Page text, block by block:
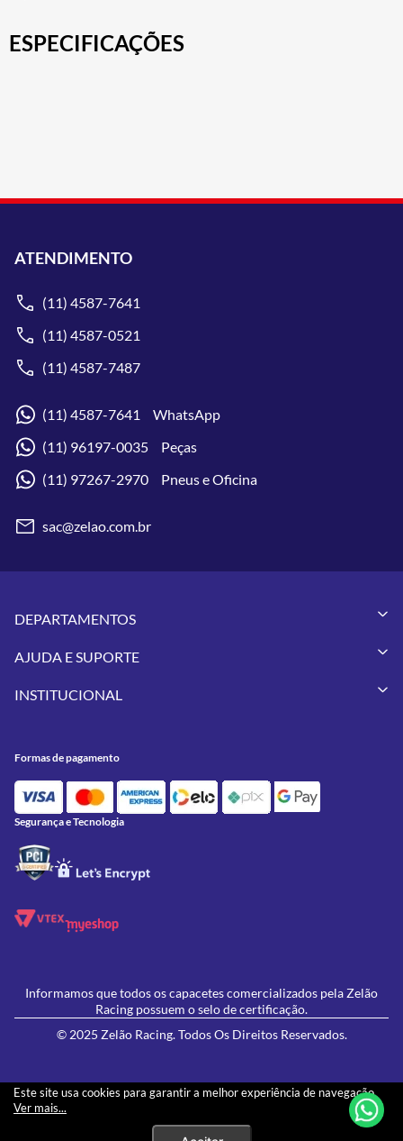
Este site usa cookies para garantir a melhor experiência de navegação.
Ver mais...
ESPECIFICAÇÕES
ATENDIMENTO
(11) 4587-7641
(11) 4587-0521
(11) 4587-7487
(11) 4587-7641 WhatsApp
(11) 96197-0035 Peças
(11) 97267-2970 Pneus e Oficina
sac@zelao.com.br
DEPARTAMENTOS
Vestuários
Pneus
Utilidades
Feminino
Lançamentos
AJUDA E SUPORTE
Meus Pedidos
Política de Privacidade
Política de Campanhas e promoções
INSTITUCIONAL
Contato
Oficina/Serviços
Formas de pagamento
Segurança e Tecnologia
Informamos que todos os capacetes comercializados pela Zelão
Racing possuem o selo de certificação.
© 2025 Zelão Racing. Todos Os Direitos Reservados.
Os preços e condições de pagamento apresentados neste site não necessariamente